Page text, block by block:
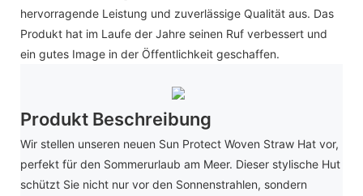
hervorragende Leistung und zuverlässige Qualität aus. Das
Produkt hat im Laufe der Jahre seinen Ruf verbessert und
ein gutes Image in der Öffentlichkeit geschaffen.
Produkt Beschreibung
Wir stellen unseren neuen Sun Protect Woven Straw Hat vor,
perfekt für den Sommerurlaub am Meer. Dieser stylische Hut
schützt Sie nicht nur vor den Sonnenstrahlen, sondern